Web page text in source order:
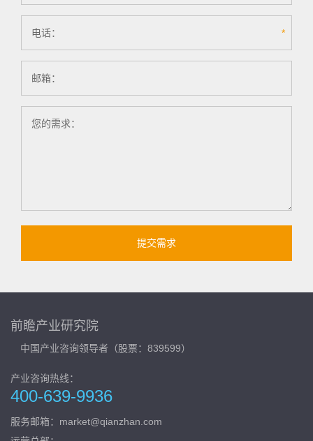
电话： *
邮箱：
您的需求：
前瞻产业研究院
中国产业咨询领导者（股票：839599）
产业咨询热线：
400-639-9936
服务邮箱：market@qianzhan.com